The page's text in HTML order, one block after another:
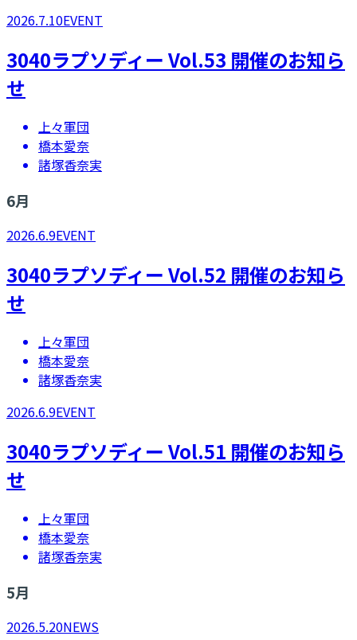
2026.7.10EVENT
3040ラプソディー Vol.53 開催のお知ら
せ
上々軍団
橋本愛奈
諸塚香奈実
6月
2026.6.9EVENT
3040ラプソディー Vol.52 開催のお知ら
せ
上々軍団
橋本愛奈
諸塚香奈実
2026.6.9EVENT
3040ラプソディー Vol.51 開催のお知ら
せ
上々軍団
橋本愛奈
諸塚香奈実
5月
2026.5.20NEWS